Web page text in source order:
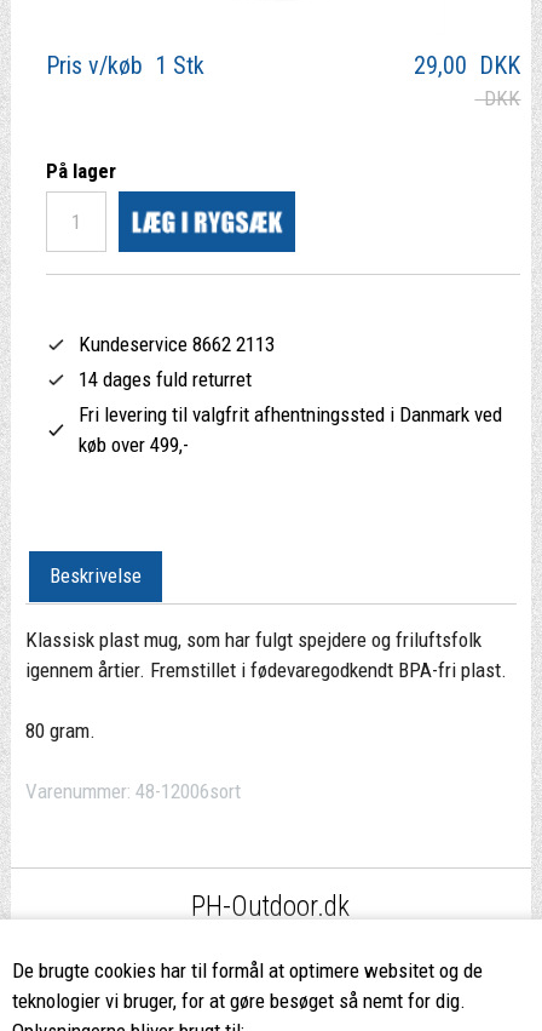
De brugte cookies har til formål at optimere websitet og de
teknologier vi bruger, for at gøre besøget så nemt for dig.
Pris v/køb 1 Stk 29,00 DKK
DKK
På lager
Kundeservice 8662 2113
14 dages fuld returret
Fri levering til valgfrit afhentningssted i Danmark ved
køb over 499,-
Beskrivelse
Klassisk plast mug, som har fulgt spejdere og friluftsfolk
igennem årtier. Fremstillet i fødevaregodkendt BPA-fri plast.
80 gram.
Varenummer: 48-12006sort
PH-Outdoor.dk
ved køb over 499,-*